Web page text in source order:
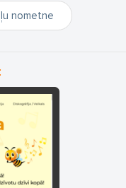
bērniem
mums pašiem patīk.
ar piedzīvojuma
dziedot, dejojot,
un intelektuālo
(nodarbības vada
mākslas sk.), bet
nometne